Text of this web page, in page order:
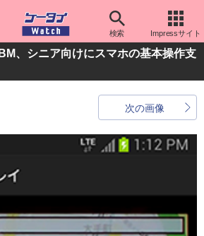
検索 Impressサイト
、シニア向けにスマホの基本操作支
次の画像